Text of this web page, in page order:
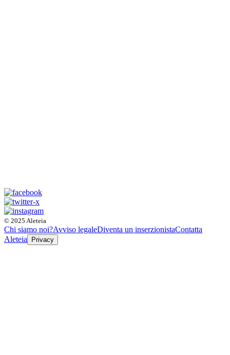
© 2025 Aleteia
Chi siamo noi?Avviso legaleDiventa un inserzionistaContatta
Aleteia
Privacy